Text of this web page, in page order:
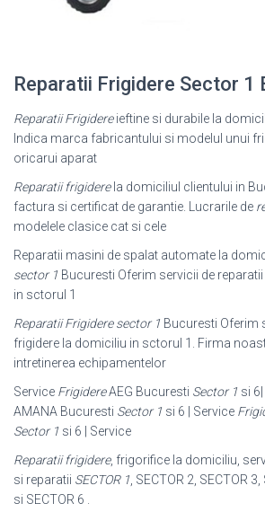
Reparatii Frigidere Sector 1
Reparatii Frigidereieftine si durabile la
Indica marca fabricantului si modelul unui
oricarui aparat
Reparatii frigiderela domiciliul clientului in
factura si certificat de garantie. Lucrarile de
modelele clasice cat si cele
Reparatii masini de spalat automate la
sector 1 Bucuresti Oferim servicii de
in sctorul 1
Reparatii Frigidere sector 1 Bucuresti Oferim
frigidere la domiciliu in sctorul 1. Firma
intretinerea echipamentelor
Service FrigidereAEG Bucuresti Sector 1 si
AMANA Bucuresti Sector 1 si 6 | Service
Sector 1 si 6 | Service
Reparatii frigidere, frigorifice la domiciliu,
si reparatii SECTOR 1, SECTOR 2, SECTOR
si SECTOR 6 .